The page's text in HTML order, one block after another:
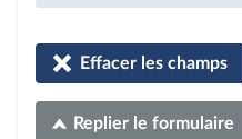
Effacer les champs
Replier le formulaire